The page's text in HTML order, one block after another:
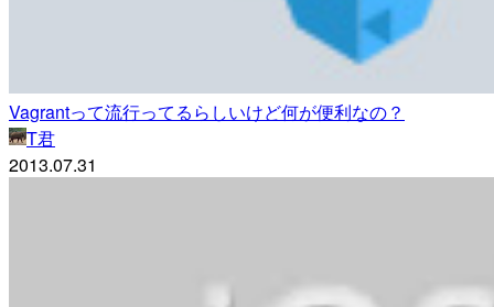
Vagrantって流行ってるらしいけど何が便利なの？
T君
2013.07.31